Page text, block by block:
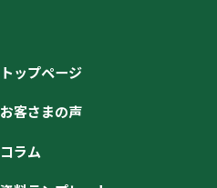
トップページ
お客さまの声
コラム